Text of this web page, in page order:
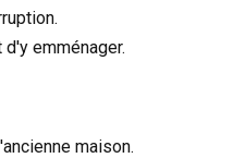
emménager.
maison.